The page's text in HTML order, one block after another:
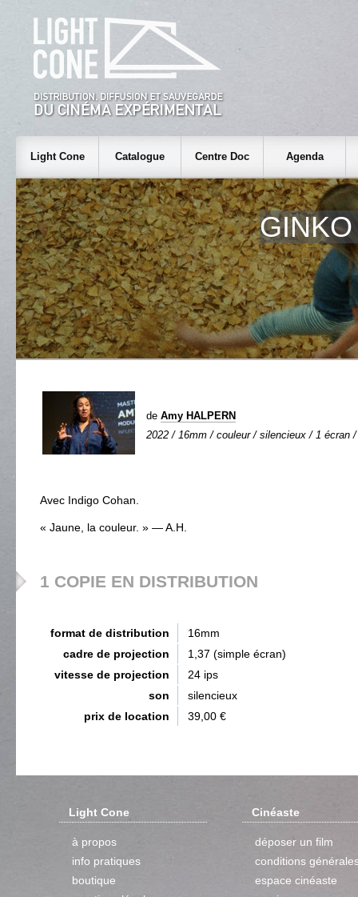
Light Cone Catalogue Centre Doc Agenda
de Amy HALPERN
2022 / 16mm / couleur / silencieux / 1 écran /
Avec Indigo Cohan.
« Jaune, la couleur. » — A.H.
1 COPIE EN DISTRIBUTION
format de distribution
16mm
cadre de projection
1,37 (simple écran)
vitesse de projection
24 ips
son
silencieux
prix de location
39,00 €
Light Cone
à propos
info pratiques
boutique
Cinéaste
déposer un film
conditions
espace cinéaste